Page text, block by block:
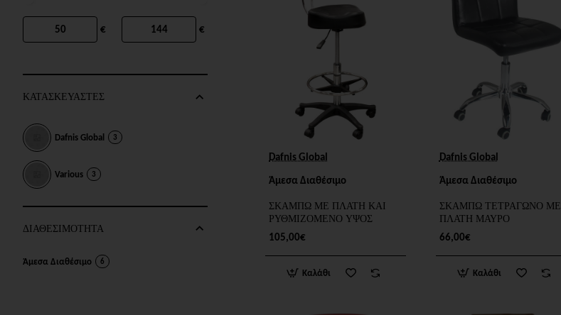
€ €
ΚΑΤΑΣΚΕΥΑΣΤΕΣ
Dafnis Global 3
Various 3
ΔΙΑΘΕΣΙΜΟΤΗΤΑ
Άμεσα Διαθέσιμο 6
Dafnis Global
Άμεσα Διαθέσιμο
ΣΚΑΜΠΩ ΜΕ ΠΛΑΤΗ ΚΑΙ
ΡΥΘΜΙΖΟΜΕΝΟ ΥΨΟΣ
105,00€
Καλάθι
Dafnis Global
Άμεσα Διαθέσιμο
ΣΚΑΜΠΩ ΤΕΤΡΑΓΩΝΟ ΜΕ
ΠΛΑΤΗ ΜΑΥΡΟ
66,00€
Καλάθι